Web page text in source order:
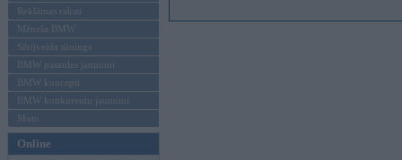
Reklāmas raksti
Mēneša BMW
Sērijveida tūnings
BMW pasaules jaunumi
BMW koncepti
BMW konkurentu jaunumi
Moto
Online